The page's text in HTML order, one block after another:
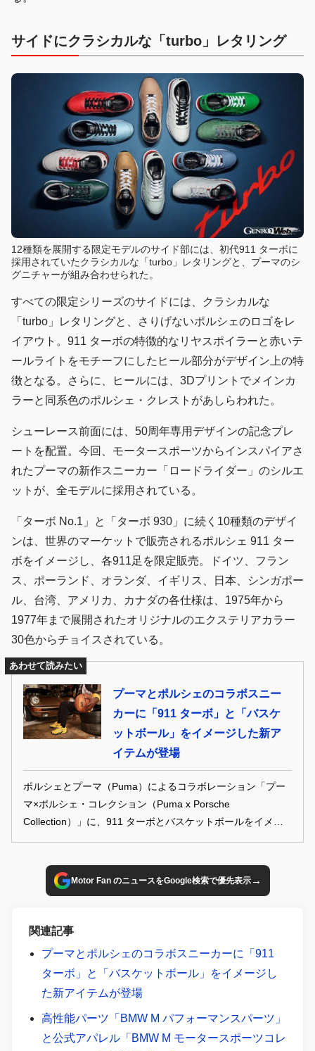
サイドにクラシカルな「turbo」レタリング
12種類を展開する限定モデルのサイド部には、初代911 ターボに
採用されていたクラシカルな「turbo」レタリングと、プーマのシ
グニチャーが組み合わせられた。
すべての限定シリーズのサイドには、クラシカルな
「turbo」レタリングと、さりげないポルシェのロゴをレ
イアウト。911 ターボの特徴的なリヤスポイラーと赤いテ
ールライトをモチーフにしたヒール部分がデザイン上の特
徴となる。さらに、ヒールには、3Dプリントでメインカ
ラーと同系色のポルシェ・クレストがあしらわれた。
シューレース前面には、50周年専用デザインの記念プレ
ートを配置。今回、モータースポーツからインスパイアさ
れたプーマの新作スニーカー「ロードライダー」のシルエ
ットが、全モデルに採用されている。
「ターボ No.1」と「ターボ 930」に続く10種類のデザイ
ンは、世界のマーケットで販売されるポルシェ 911 ター
ボをイメージし、各911足を限定販売。ドイツ、フラン
ス、ポーランド、オランダ、イギリス、日本、シンガポー
ル、台湾、アメリカ、カナダの各仕様は、1975年から
1977年まで展開されたオリジナルのエクステリアカラー
30色からチョイスされている。
あわせて読みたい
プーマとポルシェのコラボスニー
カーに「911 ターボ」と「バスケ
ットボール」をイメージした新ア
イテムが登場
ポルシェとプーマ（Puma）によるコラボレーション「プー
マ×ポルシェ・コレクション（Puma x Porsche
Collection）」に、911 ターボとバスケットボールをイメー
ジした新アイテム「ラメロ・ボール x ポルシェ MB.03」と
Motor Fan のニュースをGoogle検索で優先表示→
関連記事
プーマとポルシェのコラボスニーカーに「911
ターボ」と「バスケットボール」をイメージし
た新アイテムが登場
高性能パーツ「BMW M パフォーマンスパーツ」
と公式アパレル「BMW M モータースポーツコレ